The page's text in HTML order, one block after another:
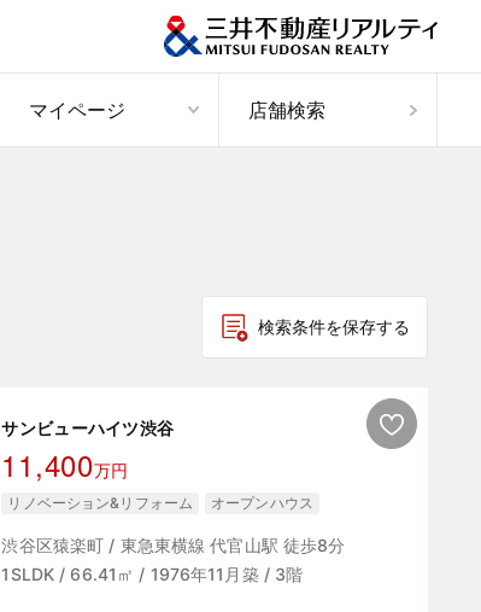
マイページ 店舗検索
検索条件を保存する
サンビューハイツ渋谷
11,400万円
リノベーション&リフォーム オープンハウス
渋谷区猿楽町 / 東急東横線 代官山駅 徒歩8分
1SLDK / 66.41㎡ / 1976年11月築 / 3階